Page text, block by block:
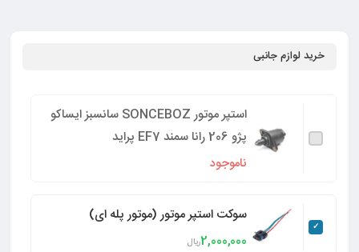
خرید لوازم جانبی
استپر موتور SONCEBOZ سانسبز ایساکو
پژو 206 رانا سمند EF7 پراید
ناموجود
سوکت استپر موتور (موتور پله ای)
2,000,000ریال